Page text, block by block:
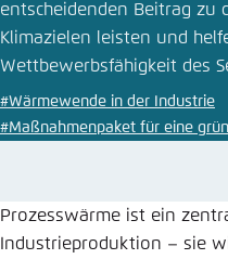
entscheidenden Beitrag zu
Klimazielen leisten und
Wettbewerbsfähigkeit des
#Wärmewende in der Industrie
#Maßnahmenpaket für eine
Prozesswärme ist ein
Industrieproduktion – sie
Einstellung für
speichern